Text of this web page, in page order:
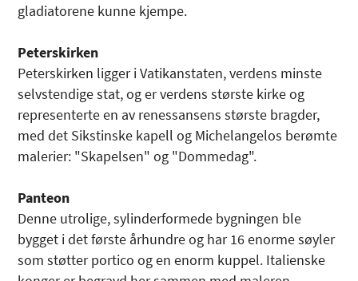
gladiatorene kunne kjempe.
Peterskirken
Peterskirken ligger i Vatikanstaten, verdens minste
selvstendige stat, og er verdens største kirke og
representerte en av renessansens største bragder,
med det Sikstinske kapell og Michelangelos berømte
malerier: "Skapelsen" og "Dommedag".
Panteon
Denne utrolige, sylinderformede bygningen ble
bygget i det første århundre og har 16 enorme søyler
som støtter portico og en enorm kuppel. Italienske